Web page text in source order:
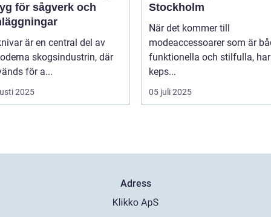
för sågverk och
är en central del av
skogsindustrin, där
för a...
2025
Stockholm
När det kommer till
modeaccessoarer som är
funktionella och stilfulla, har
keps...
05 juli 2025
Adress